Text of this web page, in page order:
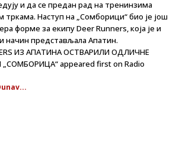
и да се предан рад на тренинзима
тркама. Наступ на „Сомборици“ био је још
форме за екипу Deer Runners, која је и
начин представљала Апатин.
ИЗ АПАТИНА ОСТВАРИЛИ ОДЛИЧНЕ
appeared first on Radio